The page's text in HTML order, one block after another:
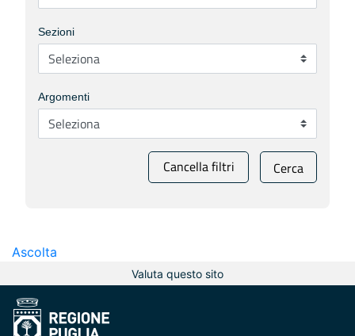
Sezioni
Argomenti
Cancella filtri Cerca
Ascolta
Valuta questo sito